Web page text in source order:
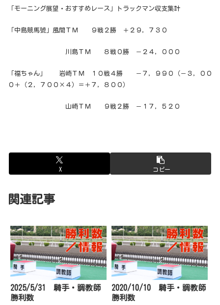
「モーニング展望・おすすめレース」トラックマン収支集計
「中島競馬號」風間ＴＭ ９戦２勝 ＋２９，７３０
川島ＴＭ ８戦０勝 －２４，０００
「福ちゃん」 岩崎ＴＭ １０戦４勝 －７，９９０（－３，００
０＋（２，７００×４）＝＋７，８００）
山崎ＴＭ ９戦２勝 －１７，５２０
X コピー
関連記事
2025/5/31 騎手・調教師
勝利数
2020/10/10 騎手・調教師
勝利数